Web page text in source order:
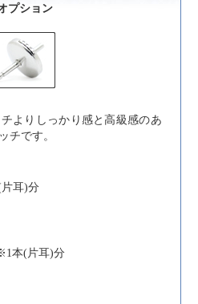
プション
よりしっかり感と高級感のあ
チです。
耳)分
本(片耳)分